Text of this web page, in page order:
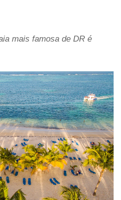
mais famosa de DR é